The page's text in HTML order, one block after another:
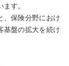
す。
、保険分野におけ
基盤の拡大を続け